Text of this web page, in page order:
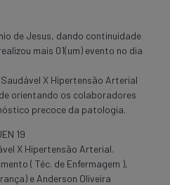
de Jesus, dando continuidade
mais 01(um) evento no dia
X Hipertensão Arterial
orientando os colaboradores
precoce da patologia.
19
X Hipertensão Arterial.
( Téc. de Enfermagem ),
e Anderson Oliveira